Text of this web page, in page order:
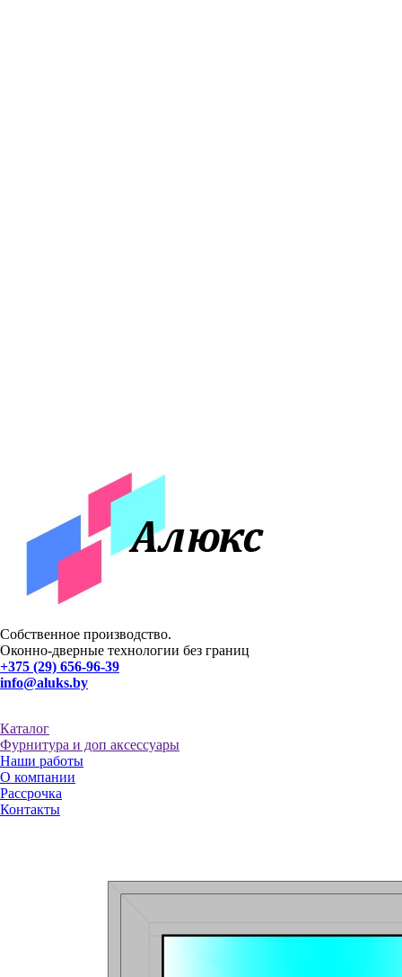
Собственное производство.
Оконно-дверные технологии без границ
+375 (29) 656-96-39
info@aluks.by
Каталог
Фурнитура и доп аксессуары
Наши работы
О компании
Рассрочка
Контакты